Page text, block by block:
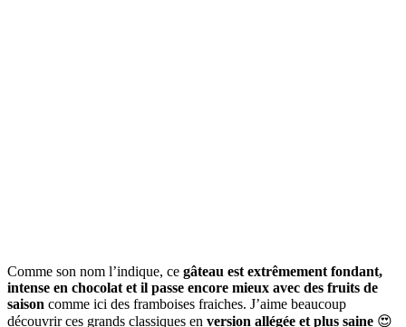
Comme son nom l’indique, ce gâteau est extrêmement fondant,
intense en chocolat et il passe encore mieux avec des fruits de
saison comme ici des framboises fraiches. J’aime beaucoup
découvrir ces grands classiques en version allégée et plus saine 😍